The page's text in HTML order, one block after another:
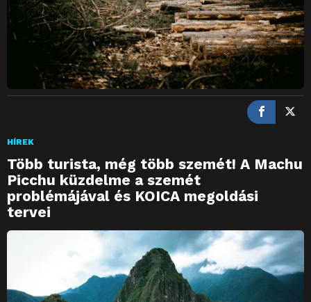
HÍREK
Több turista, még több szemét! A Machu
Picchu küzdelme a szemét
problémájával és KOICA megoldási
tervei